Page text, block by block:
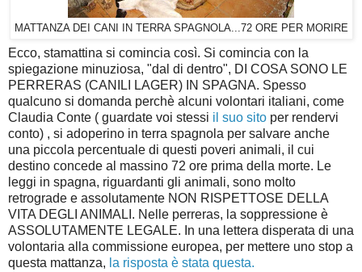
MATTANZA DEI CANI IN TERRA SPAGNOLA...72 ORE PER MORIRE
Ecco, stamattina si comincia così. Si comincia con la
spiegazione minuziosa, "dal di dentro", DI COSA SONO LE
PERRERAS (CANILI LAGER) IN SPAGNA. Spesso
qualcuno si domanda perchè alcuni volontari italiani, come
Claudia Conte ( guardate voi stessi il suo sito per rendervi
conto) , si adoperino in terra spagnola per salvare anche
una piccola percentuale di questi poveri animali, il cui
destino concede al massino 72 ore prima della morte. Le
leggi in spagna, riguardanti gli animali, sono molto
retrograde e assolutamente NON RISPETTOSE DELLA
VITA DEGLI ANIMALI. Nelle perreras, la soppressione è
ASSOLUTAMENTE LEGALE. In una lettera disperata di una
volontaria alla commissione europea, per mettere uno stop a
questa mattanza, la risposta è stata questa.